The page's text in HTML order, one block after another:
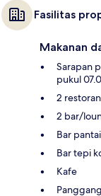
Fasilitas
Makanan
Sarapan
pukul
2 restoran
2 bar/
Bar pantai
Bar tepi
Kafe